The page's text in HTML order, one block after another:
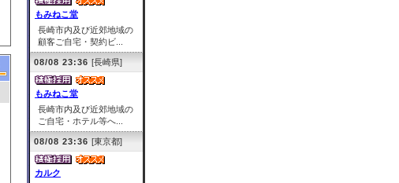
もみねこ堂
長崎市内及び近郊地域の
顧客ご自宅・契約ビ...
08/08 23:36 [長崎県]
もみねこ堂
長崎市内及び近郊地域の
ご自宅・ホテル等へ...
08/08 23:36 [東京都]
カルク